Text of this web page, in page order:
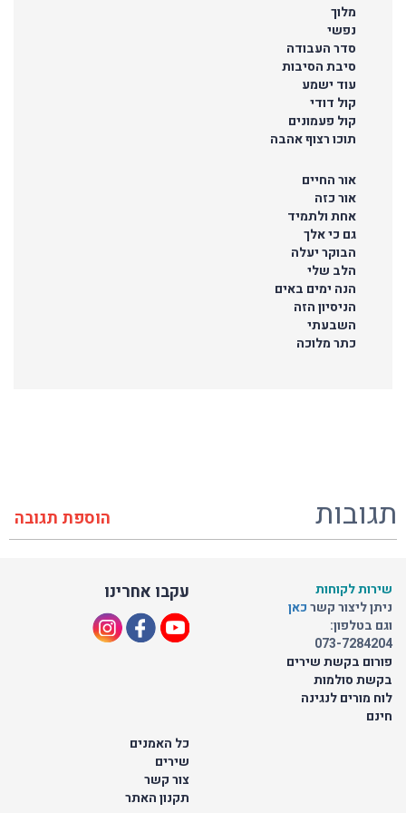
מלוך
נפשי
סדר העבודה
סיבת הסיבות
עוד ישמע
קול דודי
קול פעמונים
תוכו רצוף אהבה
אור החיים
אור כזה
אחת ולתמיד
גם כי אלך
הבוקר יעלה
הלב שלי
הנה ימים באים
הניסיון הזה
השבעתי
כתר מלוכה
תגובות הוספת תגובה
עקבו אחרינו
שירות לקוחות
ניתן ליצור קשרכאן
וגם בטלפון:
073-7284204
פורום בקשת שירים
בקשת סולמות
לוח מורים לנגינה
חינם
כל האמנים
שירים
צור קשר
תקנון האתר